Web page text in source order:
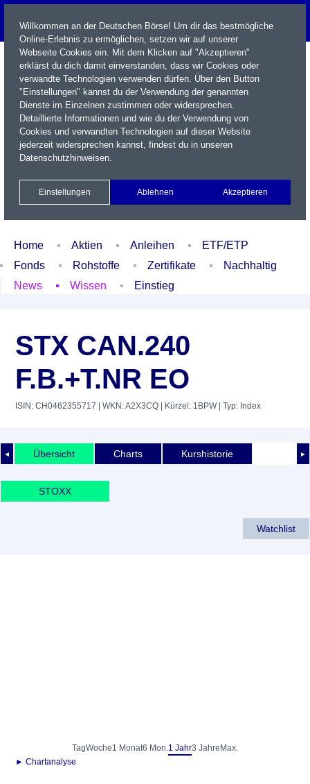
Name / WKN / ISIN / Kürzel
Xetra Realtime
Watchlist Portfolio Login
Home Aktien Anleihen
ETF/ETP
Fonds
Rohstoffe Zertifikate
Nachhaltig
News
Wissen Einstieg
STX CAN.240
F.B.+T.NR EO
ISIN: CH0462355717 | WKN: A2X3CQ | Kürzel: 1BPW| Typ: Index
◄ ►
Übersicht Charts Kurshistorie
STOXX
Watchlist
TagWoche1 Monat6 Mon.1 Jahr3 Jahre Max.
► Chartanalyse
Willkommen an der Deutschen Börse! Um dir das bestmögliche
Online-Erlebnis zu ermöglichen, setzen wir auf unserer
Webseite Cookies ein. Mit dem Klicken auf "Akzeptieren"
erklärst du dich damit einverstanden, dass wir Cookies oder
verwandte Technologien verwenden dürfen. Über den Button
"Einstellungen" kannst du der Verwendung der genannten
Dienste im Einzelnen zustimmen oder widersprechen.
Detaillierte Informationen und wie du der Verwendung von
Cookies und verwandten Technologien auf dieser Website
jederzeit widersprechen kannst, findest du in unseren
Datenschutzhinweisen.
Einstellungen Ablehnen Akzeptieren